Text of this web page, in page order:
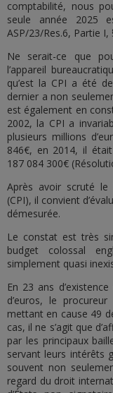
comptabilité, nous
seule année 2025
ASP/23/Res.6, Partie I,
Ne serait-ce que
l’appareil
qu’est la CPI a été
dernier a non
est également en
2002, la CPI a
plusieurs millions
846€, en 2014, il
187 084 300€
Après avoir scruté le
(CPI), il convient
démesurée.
Le constat est très
budget colossal
simplement quasi
En 23 ans
d’euros, le
mettant en cause 49
cas, il ne s’agit que
par les principaux
servant leurs intérêts
souvent non
regard du droit